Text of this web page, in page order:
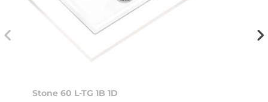
Stone 60 L-TG 1B 1D